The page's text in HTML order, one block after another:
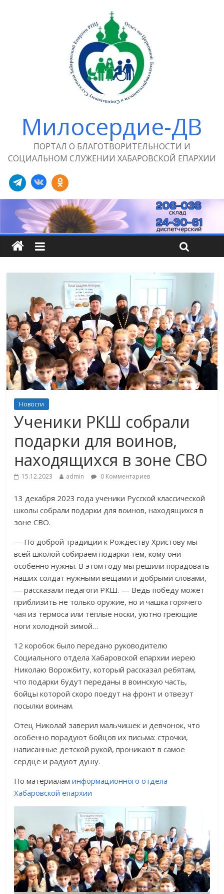
Милосердие-ДВ
ПОРТАЛ О БЛАГОТВОРИТЕЛЬНОСТИ И
СОЦИАЛЬНОМ СЛУЖЕНИИ ХАБАРОВСКОЙ ЕПАРХИИ
Новости
Ученики РКШ собрали
подарки для воинов,
находящихся в зоне СВО
15.12.2023 admin 0 Комментариев
13 декабря 2023 года ученики Русской классической
школы собрали подарки для воинов, находящихся в
зоне СВО.
— По доброй традиции к Рождеству Христову мы
всей школой собираем подарки тем, кому они
особенно нужны. В этом году мы решили порадовать
наших солдат нужными вещами и добрыми словами,
— рассказали педагоги РКШ. — Ведь победу может
приблизить не только оружие, но и чашка горячего
чая из термоса или тёплые носки, уютно греющие
ноги холодной зимой…
12 коробок было передано руководителю
Социального отдела Хабаровской епархии иерею
Николаю Ворожбиту, который рассказал ребятам,
что подарки будут переданы в воинскую часть,
бойцы которой скоро поедут на фронт и отвезут
посылки воинам.
Отец Николай заверил мальчишек и девчонок, что
особенно порадуют бойцов их письма: строчки,
написанные детской рукой, проникают в самое
сердце и радуют душу.
По материаламинформационного отдела
Хабаровской епархии